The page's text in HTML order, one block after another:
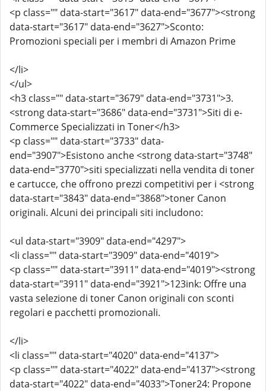
<p class="" data-start="3617" data-end="3677"><strong
data-start="3617" data-end="3627">Sconto:
Promozioni speciali per i membri di Amazon Prime
</li>
</ul>
<h3 class="" data-start="3679" data-end="3731">3.
<strong data-start="3686" data-end="3731">Siti di e-
Commerce Specializzati in Toner</h3>
<p class="" data-start="3733" data-
end="3907">Esistono anche <strong data-start="3748"
data-end="3770">siti specializzati nella vendita di toner
e cartucce, che offrono prezzi competitivi per i <strong
data-start="3843" data-end="3868">toner Canon
originali. Alcuni dei principali siti includono:
<ul data-start="3909" data-end="4297">
<li class="" data-start="3909" data-end="4019">
<p class="" data-start="3911" data-end="4019"><strong
data-start="3911" data-end="3921">123ink: Offre una
vasta selezione di toner Canon originali con sconti
regolari e pacchetti promozionali.
</li>
<li class="" data-start="4020" data-end="4137">
<p class="" data-start="4022" data-end="4137"><strong
data-start="4022" data-end="4033">Toner24: Propone